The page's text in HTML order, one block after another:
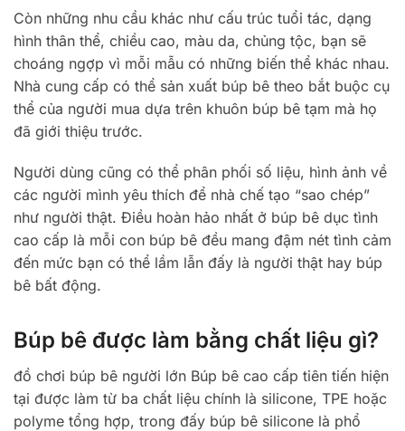
Còn những nhu cầu khác như cấu trúc tuổi tác, dạng
hình thân thể, chiều cao, màu da, chủng tộc, bạn sẽ
choáng ngợp vì mỗi mẫu có những biến thể khác nhau.
Nhà cung cấp có thể sản xuất búp bê theo bắt buộc cụ
thể của người mua dựa trên khuôn búp bê tạm mà họ
đã giới thiệu trước.
Người dùng cũng có thể phân phối số liệu, hình ảnh về
các người mình yêu thích để nhà chế tạo “sao chép”
như người thật. Điều hoàn hảo nhất ở búp bê dục tình
cao cấp là mỗi con búp bê đều mang đậm nét tình cảm
đến mức bạn có thể lầm lẫn đấy là người thật hay búp
bê bất động.
Búp bê được làm bằng chất liệu gì?
đồ chơi búp bê người lớn Búp bê cao cấp tiên tiến hiện
tại được làm từ ba chất liệu chính là silicone, TPE hoặc
polyme tổng hợp, trong đấy búp bê silicone là phổ